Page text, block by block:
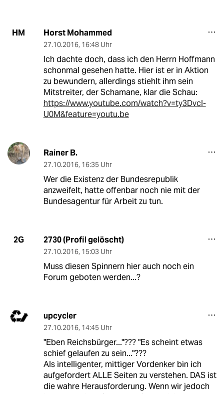
HM Horst Mohammed
27.10.2016, 16:48 Uhr
Ich dachte doch, dass ich den Herrn Hoffmann
schonmal gesehen hatte. Hier ist er in Aktion
zu bewundern, allerdings stiehlt ihm sein
Mitstreiter, der Schamane, klar die Schau:
https://www.youtube.com/watch?v=ty3DvcI-
U0M&feature=youtu.be
Rainer B.
27.10.2016, 16:35 Uhr
Wer die Existenz der Bundesrepublik
anzweifelt, hatte offenbar noch nie mit der
Bundesagentur für Arbeit zu tun.
2G 2730 (Profil gelöscht)
27.10.2016, 15:03 Uhr
Muss diesen Spinnern hier auch noch ein
Forum geboten werden...?
upcycler
27.10.2016, 14:45 Uhr
"Eben Reichsbürger..."??? "Es scheint etwas
schief gelaufen zu sein..."???
Als intelligenter, mittiger Vordenker bin ich
aufgefordert ALLE Seiten zu verstehen. DAS ist
die wahre Herausforderung. Wenn wir jedoch